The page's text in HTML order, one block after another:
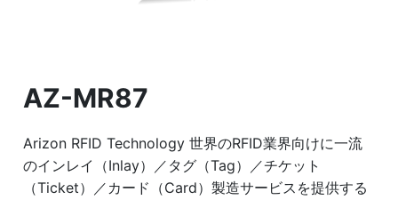
AZ-MR87
Arizon RFID Technology 世界のRFID業界向けに一流
のインレイ（Inlay）／タグ（Tag）／チケット
（Ticket）／カード（Card）製造サービスを提供する